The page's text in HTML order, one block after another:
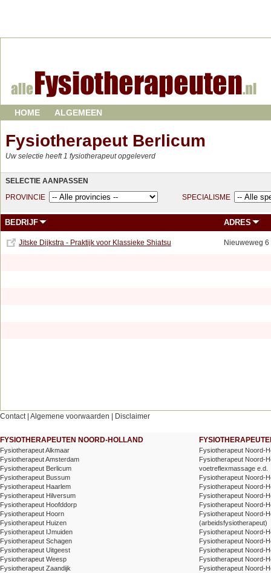
HOME ALGEMEEN
Fysiotherapeut Berlicum
Uw selectie heeft 1 fysiotherapeut opgeleverd
SELECTIE AANPASSEN
PROVINCIE
SPECIALISME
BEDRIJF ADRES
Jitske Dijkstra - Praktijk voor Klassieke Shiatsu Nieuweweg 6
Contact| Algemene voorwaarden Disclaimer
FYSIOTHERAPEUTEN NOORD-HOLLAND
Fysiotherapeut Alkmaar
Fysiotherapeut Amsterdam
Fysiotherapeut Berlicum
Fysiotherapeut Bussum
Fysiotherapeut Haarlem
Fysiotherapeut Hilversum
Fysiotherapeut Hoofddorp
Fysiotherapeut Hoorn
Fysiotherapeut Huizen
Fysiotherapeut IJmuiden
Fysiotherapeut Schagen
Fysiotherapeut Uitgeest
Fysiotherapeut Weesp
Fysiotherapeut Zaandijk
Fysiotherapeut Noord-
Fysiotherapeut Noord-
voetreflexmassage e.d.
Fysiotherapeut Noord-
Fysiotherapeut Noord-
Fysiotherapeut Noord-
Fysiotherapeut Noord-
Fysiotherapeut Noord-
(arbeidsfysiotherapeut)
Fysiotherapeut Noord-
Fysiotherapeut Noord-
Fysiotherapeut Noord-
Fysiotherapeut Noord-
Fysiotherapeut Noord-